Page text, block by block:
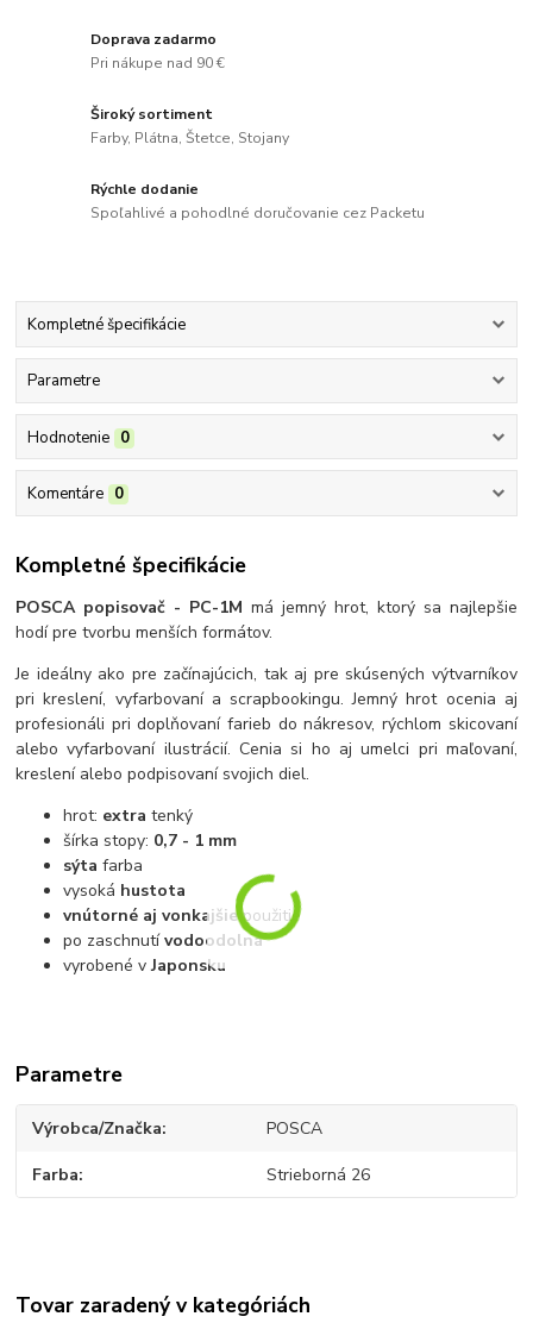
Doprava zadarmo
Pri nákupe nad 90 €
Široký sortiment
Farby, Plátna, Štetce, Stojany
Rýchle dodanie
Spoľahlivé a pohodlné doručovanie cez Packetu
Kompletné špecifikácie
Parametre
Hodnotenie 0
Komentáre 0
Kompletné špecifikácie
POSCA popisovač - PC-1M má jemný hrot, ktorý sa najlepšie
hodí pre tvorbu menších formátov.
Je ideálny ako pre začínajúcich, tak aj pre skúsených výtvarníkov
pri kreslení, vyfarbovaní a scrapbookingu. Jemný hrot ocenia aj
profesionáli pri doplňovaní farieb do nákresov, rýchlom skicovaní
alebo vyfarbovaní ilustrácií. Cenia si ho aj umelci pri maľovaní,
kreslení alebo podpisovaní svojich diel.
hrot: extratenký
šírka stopy: 0,7 - 1 mm
sýtafarba
vysoká hustota
vnútorné aj vonkajšiepoužitie
po zaschnutívodoodolná
vyrobené vJaponsku
Parametre
Výrobca/Značka POSCA
Farba Strieborná 26
Tovar zaradený v kategóriách